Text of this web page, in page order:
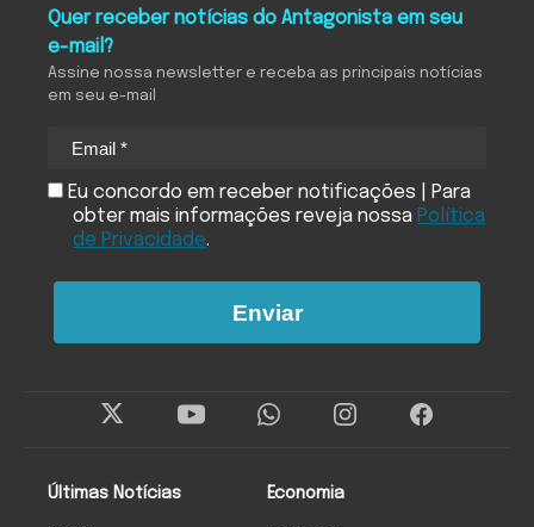
Últimas Notícias Economia
Quer receber notícias do Antagonista em seu
e-mail?
Assine nossa newsletter e receba as principais notícias
em seu e-mail
Eu concordo em receber notificações | Para
obter mais informações reveja nossa Política
de Privacidade.
Enviar